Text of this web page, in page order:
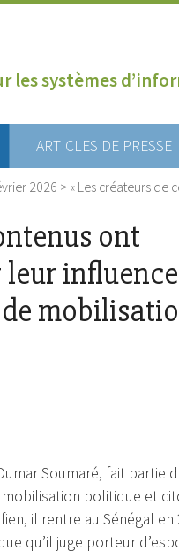
les systèmes
ARTICLES DE PRESSE
2026 > « Les créateurs de
ont
influence
Soumaré, fait
politique et
il rentre au Sénégal
qu’il juge porteur